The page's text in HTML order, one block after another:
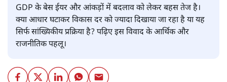
GDP के बेस ईयर और आंकड़ों में बदलाव को लेकर बहस तेज है।
क्या आधार घटाकर विकास दर को ज्यादा दिखाया जा रहा है या यह
सिर्फ सांख्यिकीय प्रक्रिया है? पढ़िए इस विवाद के आर्थिक और
राजनीतिक पहलू।